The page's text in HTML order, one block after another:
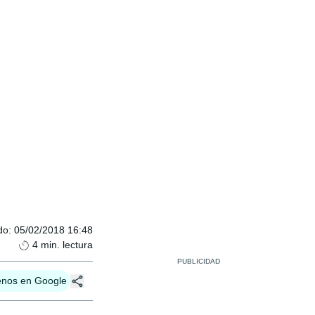
: 05/02/2018 16:48
4 min. lectura
en Google